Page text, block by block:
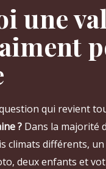
une
qui revient
? Dans la majorité
climats différents,
deux enfants et